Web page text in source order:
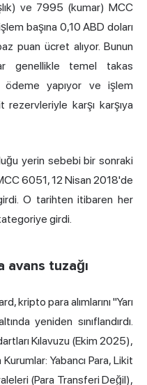
ve 7995 (kumar) MCC
başına 0,10 ABD doları
puan ücret alıyor. Bunun
genellikle temel takas
yapıyor ve işlem
rezervleriyle karşı karşıya
yerin sebebi bir sonraki
6051, 12 Nisan 2018'de
O tarihten itibaren her
girdi.
avans tuzağı
kripto para alımlarını "Yarı
yeniden sınıflandırdı.
Kılavuzu (Ekim 2025),
Yabancı Para, Likit
(Para Transferi Değil),